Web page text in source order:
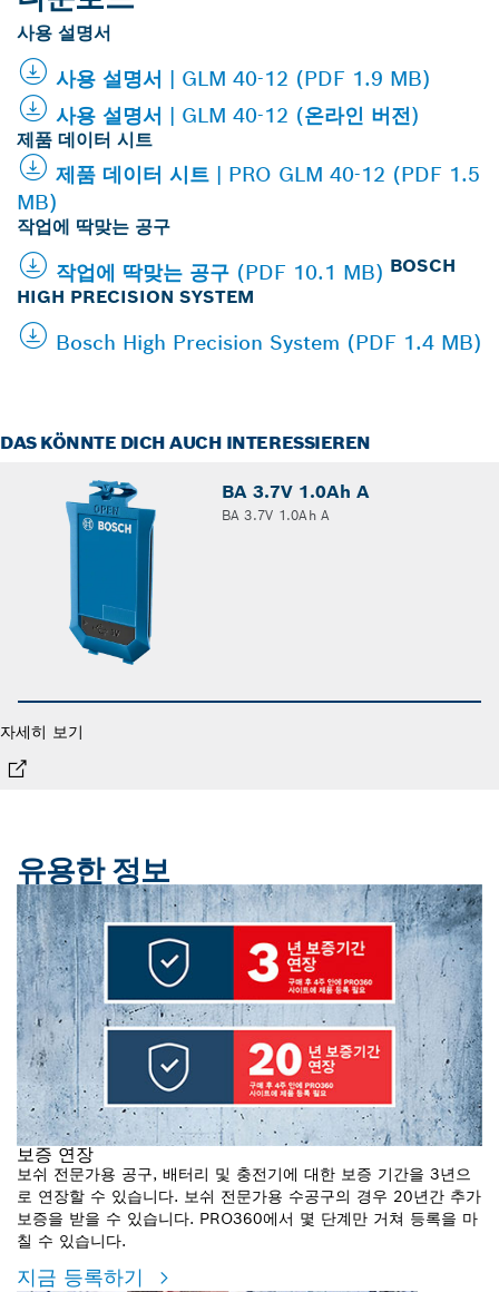
사용 설명서
사용 설명서 | GLM 40-12 (PDF 1.9 MB)
사용 설명서 | GLM 40-12 (온라인 버전)
제품 데이터 시트
제품 데이터 시트 | PRO GLM 40-12 (PDF 1.5
MB)
작업에 딱맞는 공구
작업에 딱맞는 공구 (PDF 10.1 MB) BOSCH
HIGH PRECISION SYSTEM
Bosch High Precision System (PDF 1.4 MB)
DAS KÖNNTE DICH AUCH INTERESSIEREN
BA 3.7V 1.0Ah A
BA 3.7V 1.0Ah A
자세히 보기
유용한 정보
보증 연장
보쉬 전문가용 공구, 배터리 및 충전기에 대한 보증 기간을 3년으
로 연장할 수 있습니다. 보쉬 전문가용 수공구의 경우 20년간 추가
보증을 받을 수 있습니다. PRO360에서 몇 단계만 거쳐 등록을 마
칠 수 있습니다.
지금 등록하기